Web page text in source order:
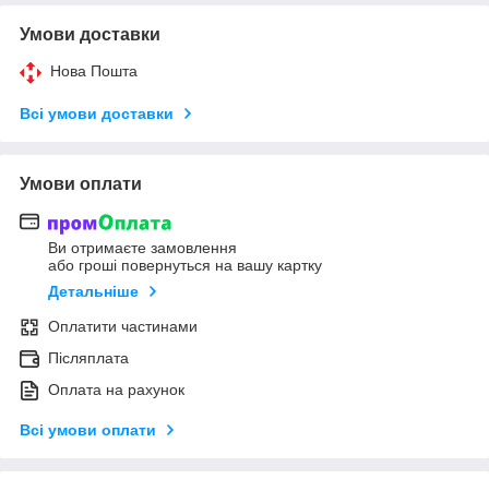
Умови доставки
Нова Пошта
Всі умови доставки
Умови оплати
Ви отримаєте замовлення
або гроші повернуться на вашу картку
Детальніше
Оплатити частинами
Післяплата
Оплата на рахунок
Всі умови оплати